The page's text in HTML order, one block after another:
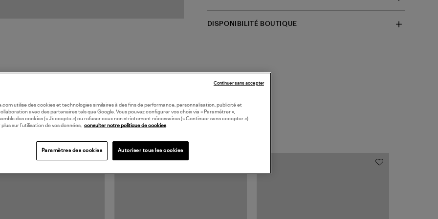
DISPONIBILITÉ BOUTIQUE
VUS
utilise des cookies et technologies similaires à des fins de performance, personnalisation, publicité et
avec des partenaires tels que Google. Vous pouvez configurer vos choix via « Paramétrer »,
des cookies (« J’accepte ») ou refuser ceux non strictement nécessaires (« Continuer sans accepter »).
sur l’utilisation de vos données,
consulter notre politique de cookies
Paramètres des cookies Autoriser tous les cookies
Continuer sans accepter